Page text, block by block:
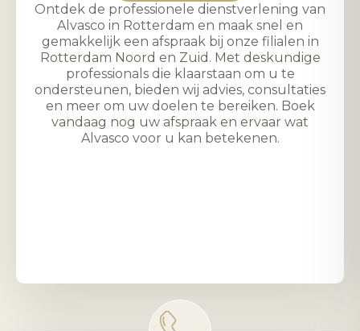
Ontdek de professionele dienstverlening van
Alvasco in Rotterdam en maak snel en
gemakkelijk een afspraak bij onze filialen in
Rotterdam Noord en Zuid. Met deskundige
professionals die klaarstaan om u te
ondersteunen, bieden wij advies, consultaties
en meer om uw doelen te bereiken. Boek
vandaag nog uw afspraak en ervaar wat
Alvasco voor u kan betekenen.